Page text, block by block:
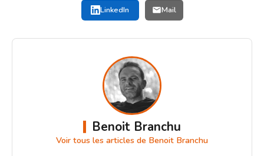
LinkedIn Mail
Benoit Branchu
Voir tous les articles de Benoit Branchu